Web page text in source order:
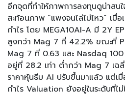
อีกจุดที่ทำให้ภาพการลงทุนดูน่าสน
สะท้อนภาพ “แพงจนไล่ไม่ไหว” เมื่
กำไร โดย MEGA10AI-A มี 2Y
สูงกว่า Mag 7 ที่ 42.2% ขณะที่
Mag 7 ที่ 0.63 และ Nasdaq
อยู่ที่ 28.2 เท่า ต่ำกว่า Mag 7 เฉ
ราคาหุ้นธีม AI ปรับขึ้นมาแล้ว แต่เ
กำไร Valuation ยังอยู่ในระดับที่ไ